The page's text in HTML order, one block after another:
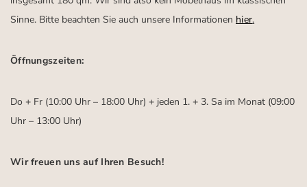
Sinne. Bitte beachten Sie auch unsere Informationen hier.
Öffnungszeiten:
Do + Fr (10:00 Uhr – 18:00 Uhr) + jeden 1. + 3. Sa im Monat (09:00
Uhr – 13:00 Uhr)
Wir freuen uns auf Ihren Besuch!